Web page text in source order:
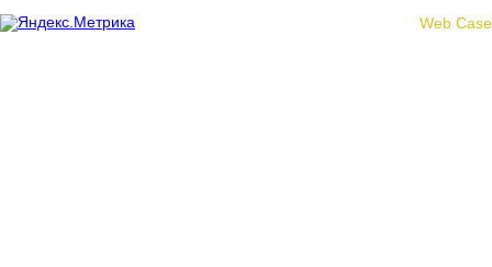
Web Case